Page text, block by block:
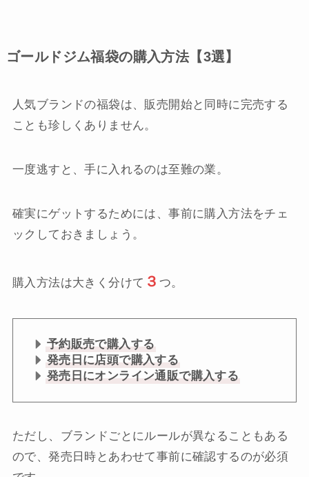
ゴールドジム福袋の購入方法【3選】
人気ブランドの福袋は、販売開始と同時に完売する
ことも珍しくありません。
一度逃すと、手に入れるのは至難の業。
確実にゲットするためには、事前に購入方法をチェ
ックしておきましょう。
購入方法は大きく分けて ３ つ。
予約販売で購入する
発売日に店頭で購入する
発売日にオンライン通販で購入する
ただし、ブランドごとにルールが異なることもある
ので、発売日時とあわせて事前に確認するのが必須